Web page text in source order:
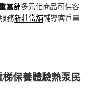
當舖多元化商品可供客
務新莊當舖輔導客戶靈
保養體驗熱泵民